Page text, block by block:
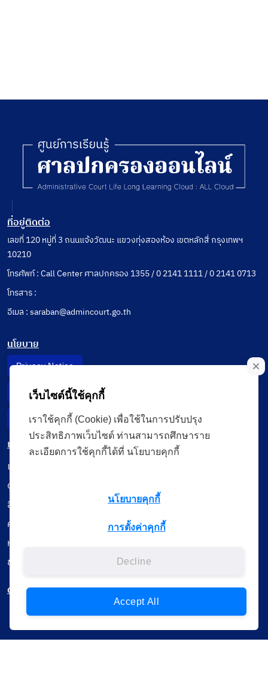
ที่อยู่ติดต่อ
เลขที่ 120 หมู่ที่ 3 ถนนแจ้งวัฒนะ แขวงทุ่งสองห้อง เขตหลักสี่ กรุงเทพฯ
10210
โทรศัพท์ : Call Center ศาลปกครอง 1355 / 0 2141 1111 / 0 2141 0713
โทรสาร :
อีเมล : saraban@admincourt.go.th
นโยบาย
Privacy Notice
Data Subject Right
Incident Report
เมนู
เรียนออนไลน์
ดูถ่ายทอดสด
สื่อการเรียนรู้
ค้นรายการหนังสือ
หนังสืออิเล็กทรอนิกส์
ข้อมูลผู้ใช้งาน
ดาวน์โหลดใช้งานบนแอปพลิเคชัน
เว็บไซต์นี้ใช้คุกกี้
เราใช้คุกกี้ (Cookie) เพื่อใช้ในการปรับปรุง
ประสิทธิภาพเว็บไซต์ ท่านสามารถศึกษาราย
ละเอียดการใช้คุกกี้ได้ที่ นโยบายคุกกี้
นโยบายคุกกี้
การตั้งค่าคุกกี้
Decline
Accept All